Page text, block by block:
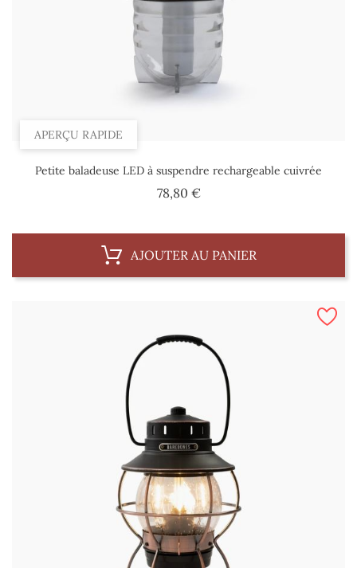
APERÇU RAPIDE
Petite baladeuse LED à suspendre rechargeable cuivrée
78,80 €Prix
AJOUTER AU PANIER